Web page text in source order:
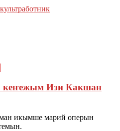
кеҥежым Изи Какшан
икымше марий оперын